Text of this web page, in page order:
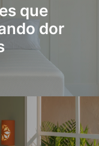
que
dor